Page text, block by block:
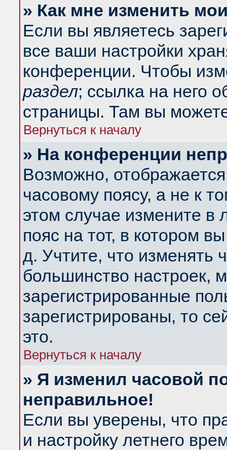
» Как мне изменить
Если вы являетесь
все ваши настройки
конференции. Чтобы
раздел; ссылка на него
страницы. Там вы
Вернуться к началу
» На конференции
Возможно,
часовому поясу, а не к
этом случае измените в
пояс на тот, в котором
д. Учтите, что изменять
большинство настроек,
зарегистрированные
зарегистрированы, то
это.
Вернуться к началу
» Я изменил часовой
неправильное!
Если вы уверены, что
и настройку летнего